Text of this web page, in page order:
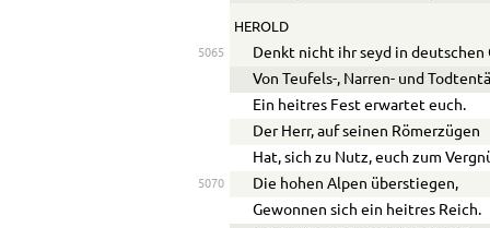
HEROLD
5065
Denkt nicht ihr seyd in deutschen
Von Teufels-, Narren- und
Ein heitres Fest erwartet euch.
Der Herr, auf seinen Römerzügen
Hat, sich zu Nutz, euch zum
5070
Die hohen Alpen überstiegen,
Gewonnen sich ein heitres Reich.